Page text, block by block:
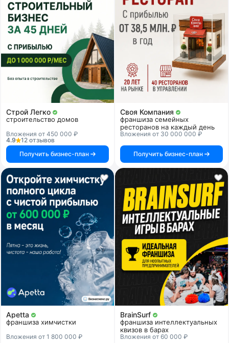
Строй Легко
строительство домов
Вложения от 450 000 ₽
4.9
12 отзывов
Получить бизнес-план
Своя Компания
франшиза семейных
ресторанов на каждый день
Вложения от 30 000 000 ₽
Получить бизнес-план
Apetta
франшиза химчистки
Вложения от 1 800 000 ₽
BrainSurf
франшиза интеллектуальных
квизов в барах
Вложения от 60 000 ₽